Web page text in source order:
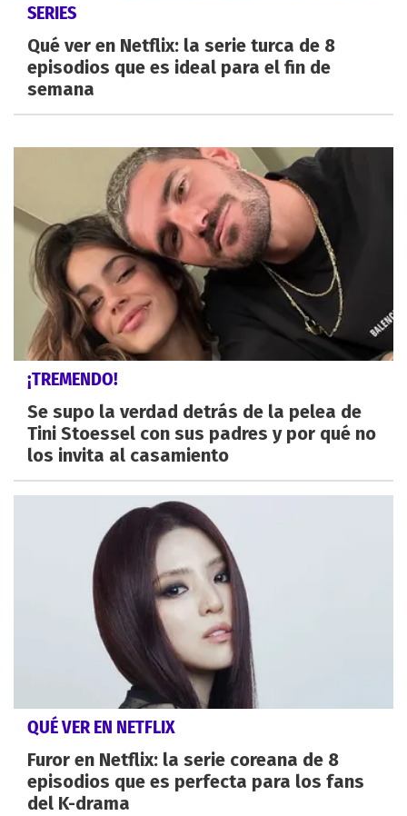
SERIES
Qué ver en Netflix: la serie turca de 8
episodios que es ideal para el fin de
semana
¡TREMENDO!
Se supo la verdad detrás de la pelea de
Tini Stoessel con sus padres y por qué no
los invita al casamiento
QUÉ VER EN NETFLIX
Furor en Netflix: la serie coreana de 8
episodios que es perfecta para los fans
del K-drama